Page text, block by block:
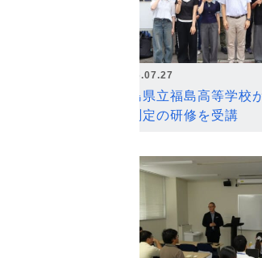
2026.07.27
福島県立福島高等学校
ン測定の研修を受講